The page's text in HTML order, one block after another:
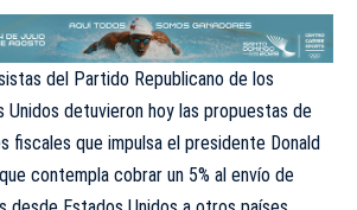
del Partido Republicano de los
Unidos detuvieron hoy las propuestas de
fiscales que impulsa el presidente Donald
contempla cobrar un 5% al envío de